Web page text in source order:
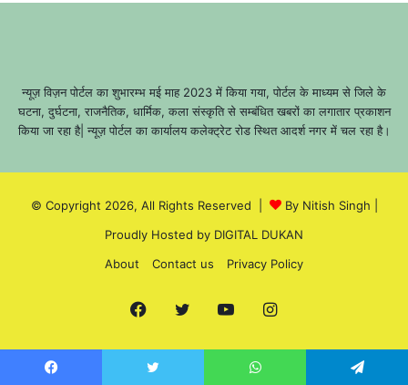
न्यूज़ विज़न पोर्टल का शुभारम्भ मई माह 2023 में किया गया, पोर्टल के माध्यम से जिले के
घटना, दुर्घटना, राजनैतिक, धार्मिक, कला संस्कृति से सम्बंधित खबरों का लगातार प्रकाशन
किया जा रहा है| न्यूज़ पोर्टल का कार्यालय कलेक्ट्रेट रोड स्थित आदर्श नगर में चल रहा है।
© Copyright 2026, All Rights Reserved | By Nitish Singh
Proudly Hosted by DIGITAL DUKAN
About
Contact us Privacy Policy
Facebook
Twitter YouTubeInstagram